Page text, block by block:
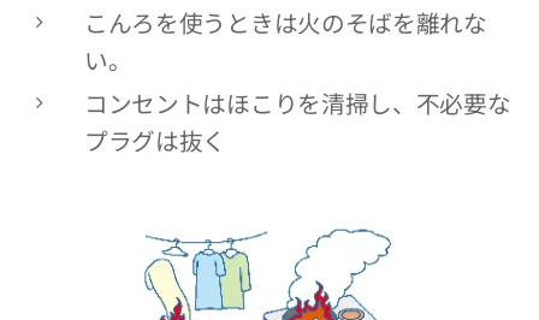
こんろを使うときは火のそばを離れな
い。
コンセントはほこりを清掃し、不必要な
プラグは抜く